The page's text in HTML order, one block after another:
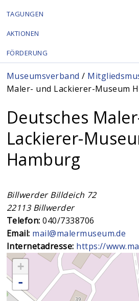
TAGUNGEN
AKTIONEN
FÖRDERUNG
Sie sind hier
Museumsverband /
Maler- und Lackierer-Museum
Deutsches
Lackierer-
Hamburg
Billwerder Billdeich 72
22113 Billwerder
Telefon:040/7338706
Email: mail@malermuseum.de
Internetadresse: https://
+
-